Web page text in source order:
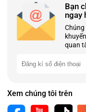
Bạn
ngay
quan
Xem chúng tôi trên